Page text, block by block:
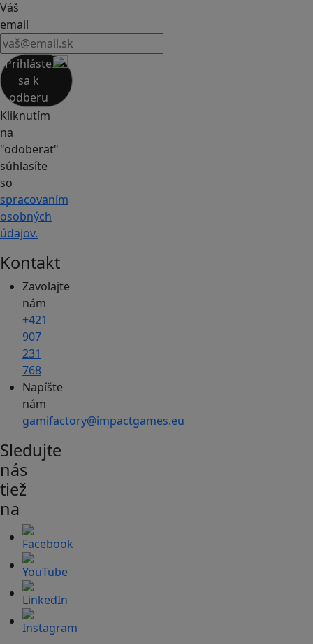
Váš
email
Prihláste
sa k
odberu
Kliknutím
na
"odoberať"
súhlasíte
so
spracovaním
osobných
údajov.
Kontakt
Zavolajte
nám
+421
907
231
768
Napíšte
nám
gamifactory@impactgames.eu
Sledujte
nás
tiež
na